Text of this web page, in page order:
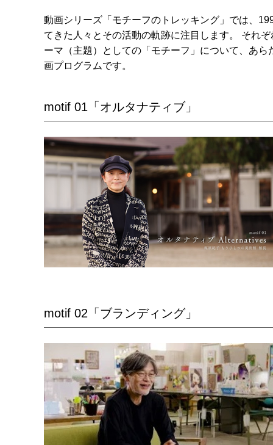
動画シリーズ「モチーフのトレッキング」では、
てきた人々とその活動の軌跡に注目します。 それ
ーマ（主題）としての「モチーフ」について、あ
画プログラムです。
motif 01「オルタナティブ」
motif 02「ブランディング」